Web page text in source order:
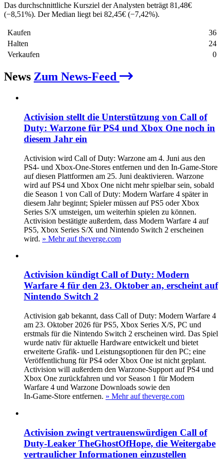
Das durchschnittliche Kursziel der Analysten beträgt 81,48€
(−8,51%). Der Median liegt bei 82,45€ (−7,42%).
Kaufen
36
Halten
24
Verkaufen
0
News Zum News-Feed
Activision stellt die Unterstützung von Call of
Duty: Warzone für PS4 und Xbox One noch in
diesem Jahr ein
Activision wird Call of Duty: Warzone am 4. Juni aus den
PS4- und Xbox-One-Stores entfernen und den In-Game-Store
auf diesen Plattformen am 25. Juni deaktivieren. Warzone
wird auf PS4 und Xbox One nicht mehr spielbar sein, sobald
die Season 1 von Call of Duty: Modern Warfare 4 später in
diesem Jahr beginnt; Spieler müssen auf PS5 oder Xbox
Series S/X umsteigen, um weiterhin spielen zu können.
Activision bestätigte außerdem, dass Modern Warfare 4 auf
PS5, Xbox Series S/X und Nintendo Switch 2 erscheinen
wird. » Mehr auf theverge.com
Activision kündigt Call of Duty: Modern
Warfare 4 für den 23. Oktober an, erscheint auf
Nintendo Switch 2
Activision gab bekannt, dass Call of Duty: Modern Warfare 4
am 23. Oktober 2026 für PS5, Xbox Series X/S, PC und
erstmals für die Nintendo Switch 2 erscheinen wird. Das Spiel
wurde nativ für aktuelle Hardware entwickelt und bietet
erweiterte Grafik‑ und Leistungsoptionen für den PC; eine
Veröffentlichung für PS4 oder Xbox One ist nicht geplant.
Activision will außerdem den Warzone‑Support auf PS4 und
Xbox One zurückfahren und vor Season 1 für Modern
Warfare 4 und Warzone Downloads sowie den
In‑Game‑Store entfernen. » Mehr auf theverge.com
Activision zwingt vertrauenswürdigen Call of
Duty-Leaker TheGhostOfHope, die Weitergabe
vertraulicher Informationen einzustellen